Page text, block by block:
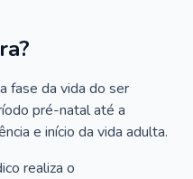
fase da vida do ser
pré-natal até a
e início da vida adulta.
realiza o